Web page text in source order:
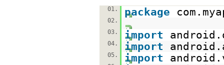
01. package
02.
03.
import
04. import
05. import